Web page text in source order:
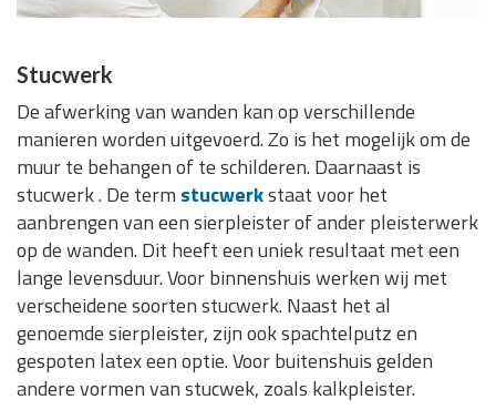
Stucwerk
De afwerking van wanden kan op verschillende
manieren worden uitgevoerd. Zo is het mogelijk om de
muur te behangen of te schilderen. Daarnaast is
stucwerk . De term stucwerkstaat voor het
aanbrengen van een sierpleister of ander pleisterwerk
op de wanden. Dit heeft een uniek resultaat met een
lange levensduur. Voor binnenshuis werken wij met
verscheidene soorten stucwerk. Naast het al
genoemde sierpleister, zijn ook spachtelputz en
gespoten latex een optie. Voor buitenshuis gelden
andere vormen van stucwek, zoals kalkpleister.